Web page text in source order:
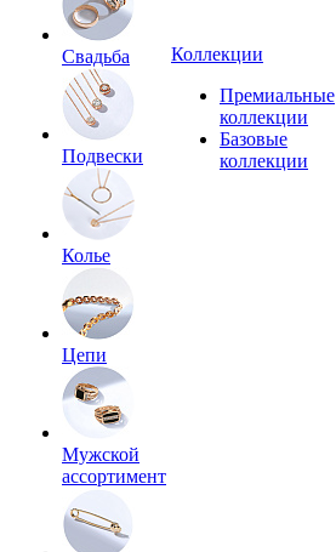
Свадьба
Подвески
Колье
Цепи
Мужской
ассортимент
Коллекции
Премиальные
коллекции
Базовые
коллекции